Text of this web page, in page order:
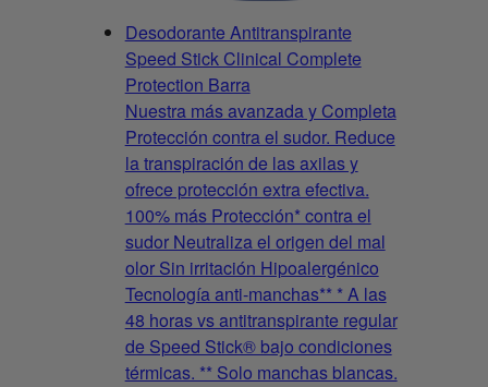
Desodorante Antitranspirante
Speed Stick Clinical Complete
Protection Barra
Nuestra más avanzada y Completa
Protección contra el sudor. Reduce
la transpiración de las axilas y
ofrece protección extra efectiva.
100% más Protección* contra el
sudor Neutraliza el origen del mal
olor Sin irritación Hipoalergénico
Tecnología anti-manchas** * A las
48 horas vs antitranspirante regular
de Speed Stick® bajo condiciones
térmicas. ** Solo manchas blancas.